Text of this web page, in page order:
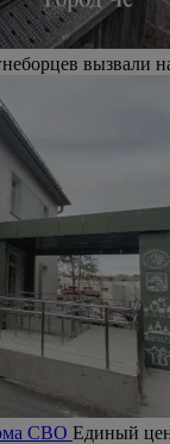
вызвали
СВО Единый